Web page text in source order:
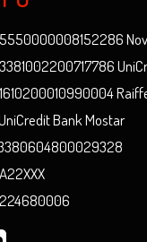
5550000008152286
Bank Mostar